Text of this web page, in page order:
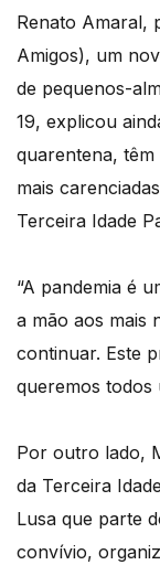
Renato Amaral,
Amigos), um
de pequenos-
19, explicou
quarentena, têm
mais
Terceira Idade
“A pandemia é
a mão aos mais
continuar. Este
queremos todos
Por outro lado,
da Terceira
Lusa que parte
convívio,